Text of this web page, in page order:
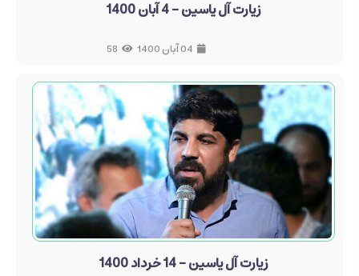
زیارت آل یاسین - 4 آبان 1400
04 آبان 1400 58
زیارت آل یاسین - 14 خرداد 1400